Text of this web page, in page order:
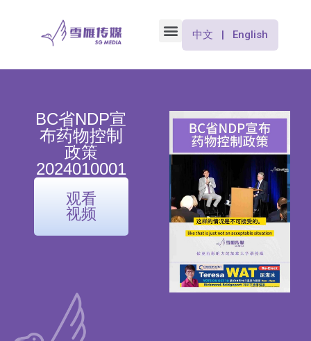
中文 | English
BC省NDP宣
布药物控制
政策
2024010001
观看
视频